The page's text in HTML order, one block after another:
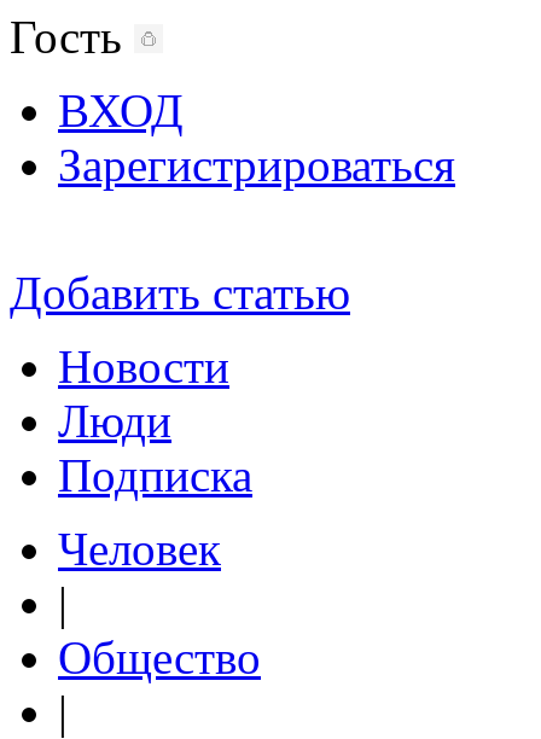
Гость
ВХОД
Зарегистрироваться
Добавить статью
Новости
Люди
Подписка
Человек
|
Общество
|